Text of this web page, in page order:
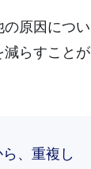
原因につい
減らすことが
、重複し